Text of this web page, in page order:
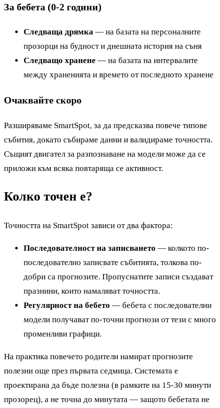
За бебета (0-2 години)
Следваща дрямка — на базата на персоналните
прозорци на будност и днешната история на съня
Следващо хранене — на базата на интервалите
между храненията и времето от последното хранене
Очаквайте скоро
Разширяваме SmartSpot, за да предсказва повече типове
събития, докато събираме данни и валидираме точността.
Същият двигател за разпознаване на модели може да се
приложи към всяка повтаряща се активност.
Колко точен е?
Точността на SmartSpot зависи от два фактора:
Последователност на записването — колкото по-
последователно записвате събитията, толкова по-
добри са прогнозите. Пропуснатите записи създават
празнини, които намаляват точността.
Регулярност на бебето — бебета с последователни
модели получават по-точни прогнози от тези с много
променливи графици.
На практика повечето родители намират прогнозите
полезни още през първата седмица. Системата е
проектирана да бъде полезна (в рамките на 15-30 минути
прозорец), а не точна до минутата — защото бебетата не